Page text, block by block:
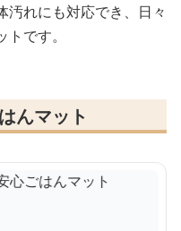
汚れにも対応でき、日々
です。
んマット